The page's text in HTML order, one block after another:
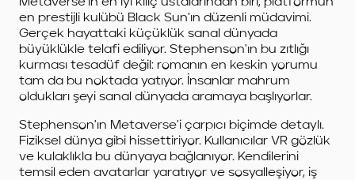
en prestijli kulübü Black Sun'ın düzenli müdavimi.
Gerçek hayattaki küçüklük sanal dünyada
büyüklükle telafi ediliyor. Stephenson'ın bu zıtlığı
kurması tesadüf değil: romanın en keskin yorumu
tam da bu noktada yatıyor. İnsanlar mahrum
oldukları şeyi sanal dünyada aramaya başlıyorlar.
Stephenson'ın Metaverse'i çarpıcı biçimde detaylı.
Fiziksel dünya gibi hissettiriyor. Kullanıcılar VR gözlük
ve kulaklıkla bu dünyaya bağlanıyor. Kendilerini
temsil eden avatarlar yaratıyor ve sosyalleşiyor, iş